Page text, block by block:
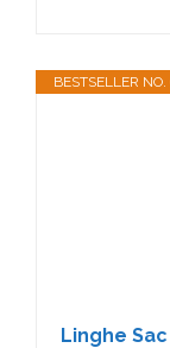
BESTSELLER NO.
Linghe